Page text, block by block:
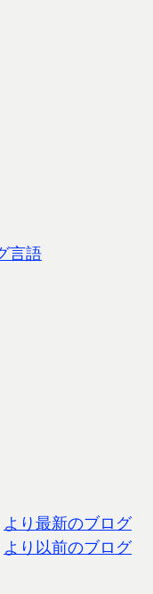
言語
より最新のブログ
より以前のブログ